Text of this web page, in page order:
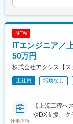
NEW
ITエンジニア／
50万円
株式会社アクシス【ス
正社員 転勤なし
仕事内容
【上流工程へ
やDX支援、ク